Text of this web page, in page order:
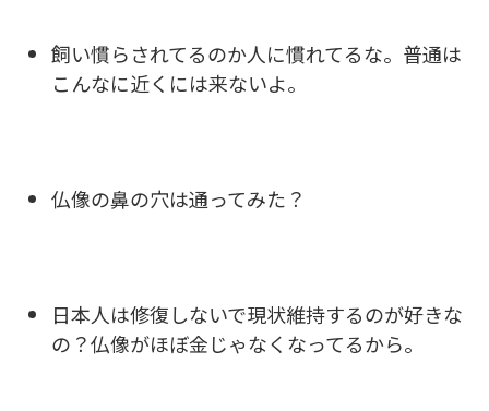
飼い慣らされてるのか人に慣れてるな。普通は
こんなに近くには来ないよ。
仏像の鼻の穴は通ってみた？
日本人は修復しないで現状維持するのが好きな
の？仏像がほぼ金じゃなくなってるから。